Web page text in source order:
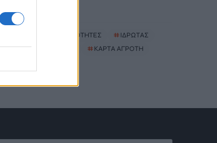
ΝΕΕΣ ΤΑΥΤΟΤΗΤΕΣ #ΙΔΡΩΤΑΣ
#ΚΑΡΤΑ ΑΓΡΟΤΗ